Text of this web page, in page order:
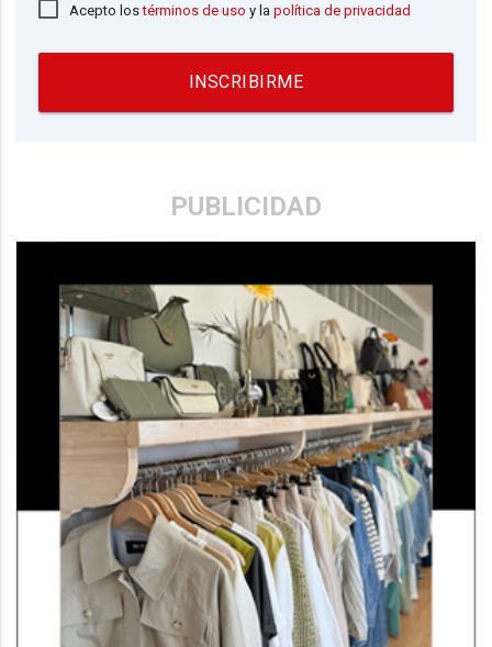
Acepto lostérminos de uso y lapolítica de privacidad
INSCRIBIRME
PUBLICIDAD